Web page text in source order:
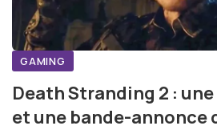
GAMING
Death Stranding 2 :
et une bande-annonce